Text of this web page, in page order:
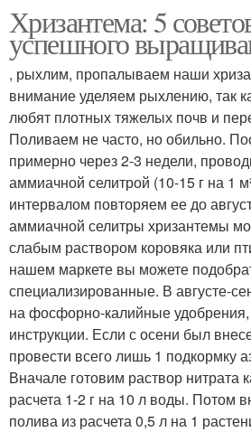
Хризантема: 5
успешного
, рыхлим, пропалываем наши
внимание уделяем рыхлению, так
любят плотных тяжелых почв и
Поливаем не часто, но обильно.
примерно через 2-3 недели,
аммиачной селитрой (10-15 г на 1
интервалом повторяем ее до
аммиачной селитры хризантемы
слабым раствором коровяка или
нашем маркете вы можете
специализированные. В августе-
на фосфорно-калийные
инструкции. Если с осени был
провести всего лишь 1 подкормку
Вначале готовим раствор нитрата
расчета 1-2 г на 10 л воды. Потом
полива из расчета 0,5 л на 1